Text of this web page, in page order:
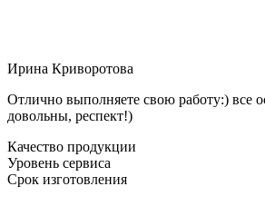
Ирина Криворотова
Отлично выполняете свою работу:) все
довольны, респект!)
Качество продукции
Уровень сервиса
Срок изготовления